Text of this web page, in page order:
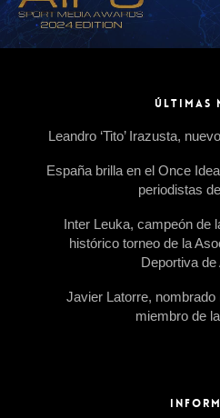
ÚLTIMAS
Leandro ‘Tito’ Irazusta,
España brilla en el Once
periodistas
Inter Leuka, campeón de
histórico torneo de la
Deportiva de
Javier Latorre,
miembro de